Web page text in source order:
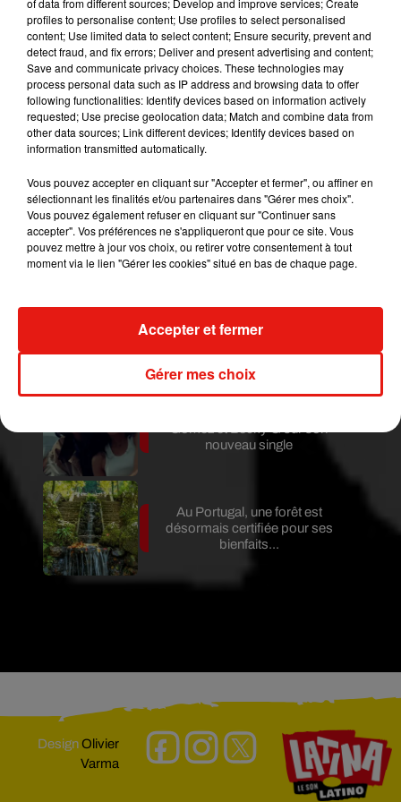
Guatemala : l'éruption du volcan
de Fuego est terminée
Le fourmilier géant fait son retour
en Argentine, et en pleine...
Karol G dévoile la tracklist de
son nouvel album… avec des
invités...
Au Guatemala, le volcan de
Fuego entre en éruption
nouveau single
Au Portugal, une forêt est
désormais certifiée pour ses
bienfaits...
DesignOlivier
Varma
profiles to personalise content; Use profiles to select personalised
content; Use limited data to select content; Ensure security, prevent and
detect fraud, and fix errors; Deliver and present advertising and content;
Save and communicate privacy choices. These technologies may
process personal data such as IP address and browsing data to offer
following functionalities: Identify devices based on information actively
requested; Use precise geolocation data; Match and combine data from
other data sources; Link different devices; Identify devices based on
information transmitted automatically.
Vous pouvez accepter en cliquant sur "Accepter et fermer", ou affiner en
sélectionnant les finalités et/ou partenaires dans "Gérer mes choix".
Vous pouvez également refuser en cliquant sur "Continuer sans
accepter". Vos préférences ne s'appliqueront que pour ce site. Vous
pouvez mettre à jour vos choix, ou retirer votre consentement à tout
moment via le lien "Gérer les cookies" situé en bas de chaque page.
Gérer mes choix
Accepter et fermer